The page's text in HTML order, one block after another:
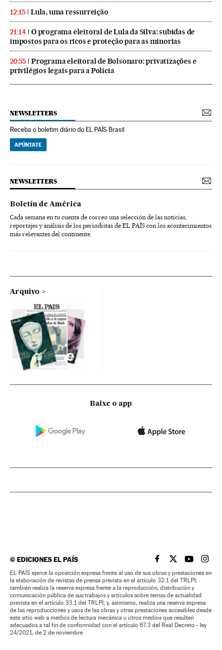
12:15 Lula, uma ressurreição
21:14
O programa eleitoral de Lula da Silva: subidas de
impostos para os ricos e proteção para as minorias
20:55
Programa eleitoral de Bolsonaro: privatizações e
privilégios legais para a Polícia
NEWSLETTERS
Receba o boletim diário do EL PAÍS Brasil
APÚNTATE
NEWSLETTERS
Boletín de América
Cada semana en tu cuenta de correo una selección de las noticias,
reportajes y análisis de los periodistas de EL PAÍS con los acontecimientos
más relevantes del continente.
Arquivo
Baixe o app
©EDICIONES EL PAÍS EL PAÍS BRASIL EN
EL PAÍSEL PAÍS
EL
EL PAÍS ejerce la oposición expresa frente al uso de sus obras y prestaciones en
la elaboración de revistas de prensa prevista en el artículo 32.1 del TRLPI;
también realiza la reserva expresa frente a la reproducción, distribución y
comunicación pública de sus trabajos y artículos sobre temas de actualidad
prevista en el artículo 33.1 del TRLPI; y, asimismo, realiza una reserva expresa
de las reproducciones y usos de las obras y otras prestaciones accesibles desde
este sitio web a medios de lectura mecánica u otros medios que resulten
adecuados a tal fin de conformidad con el artículo 67.3 del Real Decreto - ley
24/2021, de 2 de noviembre